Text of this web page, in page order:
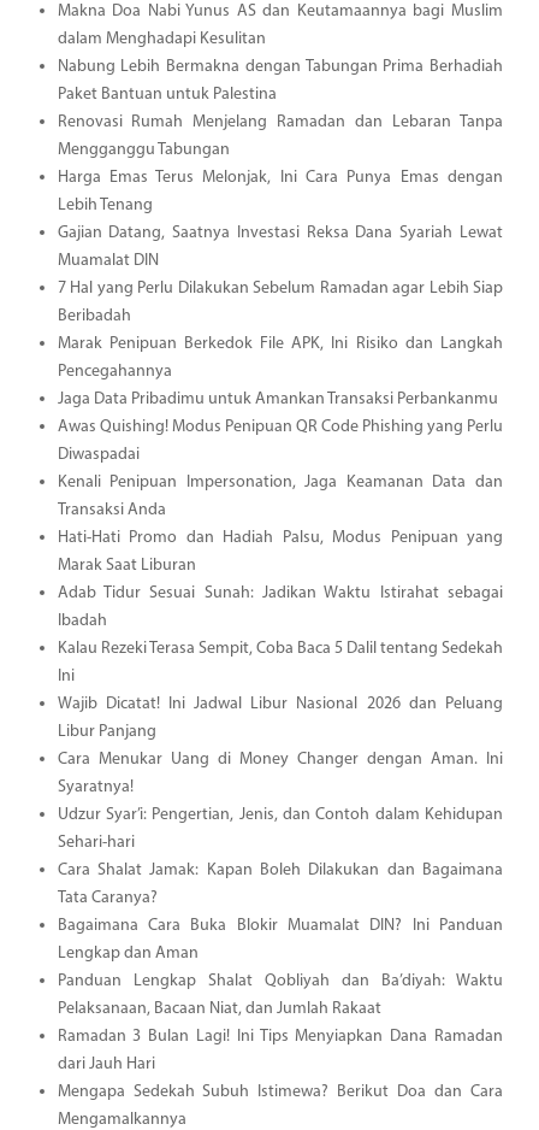
Makna Doa Nabi Yunus AS dan Keutamaannya bagi Muslim
dalam Menghadapi Kesulitan
Nabung Lebih Bermakna dengan Tabungan Prima Berhadiah
Paket Bantuan untuk Palestina
Renovasi Rumah Menjelang Ramadan dan Lebaran Tanpa
Mengganggu Tabungan
Harga Emas Terus Melonjak, Ini Cara Punya Emas dengan
Lebih Tenang
Gajian Datang, Saatnya Investasi Reksa Dana Syariah Lewat
Muamalat DIN
7 Hal yang Perlu Dilakukan Sebelum Ramadan agar Lebih Siap
Beribadah
Marak Penipuan Berkedok File APK, Ini Risiko dan Langkah
Pencegahannya
Jaga Data Pribadimu untuk Amankan Transaksi Perbankanmu
Awas Quishing! Modus Penipuan QR Code Phishing yang Perlu
Diwaspadai
Kenali Penipuan Impersonation, Jaga Keamanan Data dan
Transaksi Anda
Hati-Hati Promo dan Hadiah Palsu, Modus Penipuan yang
Marak Saat Liburan
Adab Tidur Sesuai Sunah: Jadikan Waktu Istirahat sebagai
Ibadah
Kalau Rezeki Terasa Sempit, Coba Baca 5 Dalil tentang Sedekah
Ini
Wajib Dicatat! Ini Jadwal Libur Nasional 2026 dan Peluang
Libur Panjang
Cara Menukar Uang di Money Changer dengan Aman. Ini
Syaratnya!
Udzur Syar’i: Pengertian, Jenis, dan Contoh dalam Kehidupan
Sehari-hari
Cara Shalat Jamak: Kapan Boleh Dilakukan dan Bagaimana
Tata Caranya?
Bagaimana Cara Buka Blokir Muamalat DIN? Ini Panduan
Lengkap dan Aman
Panduan Lengkap Shalat Qobliyah dan Ba’diyah: Waktu
Pelaksanaan, Bacaan Niat, dan Jumlah Rakaat
Ramadan 3 Bulan Lagi! Ini Tips Menyiapkan Dana Ramadan
dari Jauh Hari
Mengapa Sedekah Subuh Istimewa? Berikut Doa dan Cara
Mengamalkannya